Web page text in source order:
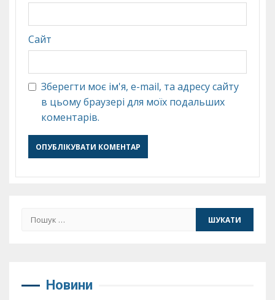
Сайт
Зберегти моє ім'я, e-mail, та адресу сайту
в цьому браузері для моїх подальших
коментарів.
Пошук:
Новини